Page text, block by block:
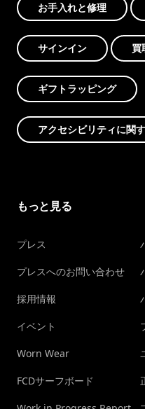
お手入れと修理
サインイン 買
ギフトラッピング
アクセシビリティに関
もっと見る
プレス
プレスへのお問い合わせ
採用情報
イベント
Worn Wear
FCDサーフボード